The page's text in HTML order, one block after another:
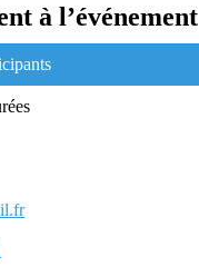
à l’événement